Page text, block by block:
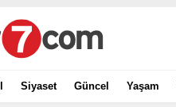
Siyaset Güncel Yaşam